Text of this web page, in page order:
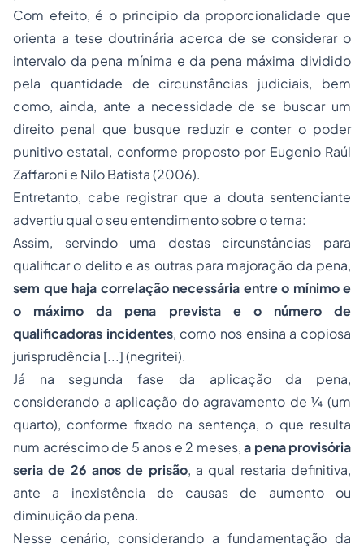
Com efeito, é o principio da proporcionalidade que
orienta a tese doutrinária acerca de se considerar o
intervalo da pena mínima e da pena máxima dividido
pela quantidade de circunstâncias judiciais, bem
como, ainda, ante a necessidade de se buscar um
direito penal que busque reduzir e conter o poder
punitivo estatal, conforme proposto por Eugenio Raúl
Zaffaroni e Nilo Batista (2006).
Entretanto, cabe registrar que a douta sentenciante
advertiu qual o seu entendimento sobre o tema:
Assim, servindo uma destas circunstâncias para
qualificar o delito e as outras para majoração da pena,
sem que haja correlação necessária entre o mínimo e
o máximo da pena prevista e o número de
qualificadoras incidentes, como nos ensina a copiosa
jurisprudência [...] (negritei).
Já na segunda fase da aplicação da pena,
considerando a aplicação do agravamento de ¼ (um
quarto), conforme fixado na sentença, o que resulta
num acréscimo de 5 anos e 2 meses,a pena provisória
seria de 26 anos de prisão, a qual restaria definitiva,
ante a inexistência de causas de aumento ou
diminuição da pena.
Nesse cenário, considerando a fundamentação da